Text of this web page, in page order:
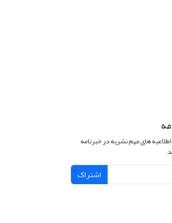
های مهم نشریه در خبرنامه
اشتراک